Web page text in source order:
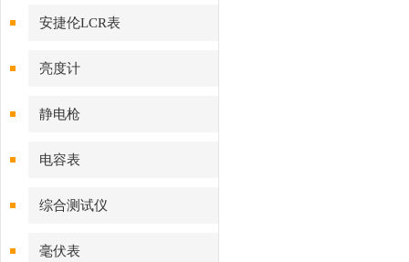
安捷伦LCR表
亮度计
静电枪
电容表
综合测试仪
毫伏表